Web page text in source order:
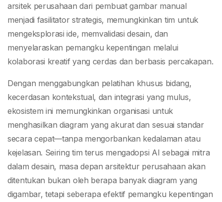
arsitek perusahaan dari pembuat gambar manual
menjadi fasilitator strategis, memungkinkan tim untuk
mengeksplorasi ide, memvalidasi desain, dan
menyelaraskan pemangku kepentingan melalui
kolaborasi kreatif yang cerdas dan berbasis percakapan.
Dengan menggabungkan pelatihan khusus bidang,
kecerdasan kontekstual, dan integrasi yang mulus,
ekosistem ini memungkinkan organisasi untuk
menghasilkan diagram yang akurat dan sesuai standar
secara cepat—tanpa mengorbankan kedalaman atau
kejelasan. Seiring tim terus mengadopsi AI sebagai mitra
dalam desain, masa depan arsitektur perusahaan akan
ditentukan bukan oleh berapa banyak diagram yang
digambar, tetapi seberapa efektif pemangku kepentingan